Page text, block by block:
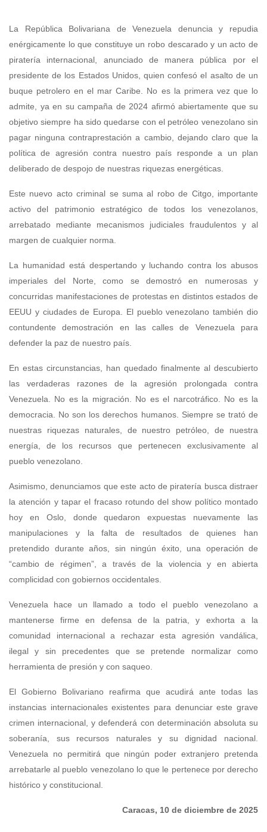
La República Bolivariana de Venezuela denuncia y repudia
enérgicamente lo que constituye un robo descarado y un acto de
piratería internacional, anunciado de manera pública por el
presidente de los Estados Unidos, quien confesó el asalto de un
buque petrolero en el mar Caribe. No es la primera vez que lo
admite, ya en su campaña de 2024 afirmó abiertamente que su
objetivo siempre ha sido quedarse con el petróleo venezolano sin
pagar ninguna contraprestación a cambio, dejando claro que la
política de agresión contra nuestro país responde a un plan
deliberado de despojo de nuestras riquezas energéticas.
Este nuevo acto criminal se suma al robo de Citgo, importante
activo del patrimonio estratégico de todos los venezolanos,
arrebatado mediante mecanismos judiciales fraudulentos y al
margen de cualquier norma.
La humanidad está despertando y luchando contra los abusos
imperiales del Norte, como se demostró en numerosas y
concurridas manifestaciones de protestas en distintos estados de
EEUU y ciudades de Europa. El pueblo venezolano también dio
contundente demostración en las calles de Venezuela para
defender la paz de nuestro país.
En estas circunstancias, han quedado finalmente al descubierto
las verdaderas razones de la agresión prolongada contra
Venezuela. No es la migración. No es el narcotráfico. No es la
democracia. No son los derechos humanos. Siempre se trató de
nuestras riquezas naturales, de nuestro petróleo, de nuestra
energía, de los recursos que pertenecen exclusivamente al
pueblo venezolano.
Asimismo, denunciamos que este acto de piratería busca distraer
la atención y tapar el fracaso rotundo del show político montado
hoy en Oslo, donde quedaron expuestas nuevamente las
manipulaciones y la falta de resultados de quienes han
pretendido durante años, sin ningún éxito, una operación de
“cambio de régimen”, a través de la violencia y en abierta
complicidad con gobiernos occidentales.
Venezuela hace un llamado a todo el pueblo venezolano a
mantenerse firme en defensa de la patria, y exhorta a la
comunidad internacional a rechazar esta agresión vandálica,
ilegal y sin precedentes que se pretende normalizar como
herramienta de presión y con saqueo.
El Gobierno Bolivariano reafirma que acudirá ante todas las
instancias internacionales existentes para denunciar este grave
crimen internacional, y defenderá con determinación absoluta su
soberanía, sus recursos naturales y su dignidad nacional.
Venezuela no permitirá que ningún poder extranjero pretenda
arrebatarle al pueblo venezolano lo que le pertenece por derecho
histórico y constitucional.
Caracas, 10 de diciembre de 2025